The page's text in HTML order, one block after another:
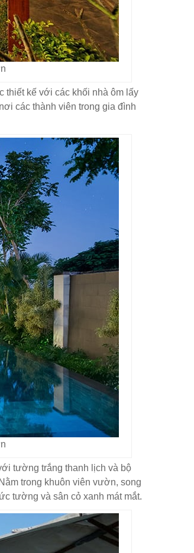
kế với các khối nhà ôm lấy
các thành viên trong gia đình
tường trắng thanh lịch và bộ
trong khuôn viên vườn, song
tường và sân cỏ xanh mát mắt.